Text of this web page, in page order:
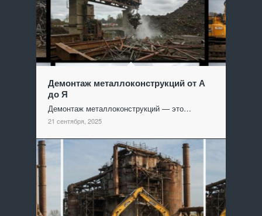
Демонтаж металлоконструкций от А
до Я
Демонтаж металлоконструкций — это…
21 сентября, 2025